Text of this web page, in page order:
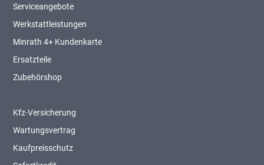
Serviceangebote
Werkstattleistungen
Minrath 4+ Kundenkarte
Ersatzteile
Zubehörshop
Kfz-Versicherung
Wartungsvertrag
Kaufpreisschutz